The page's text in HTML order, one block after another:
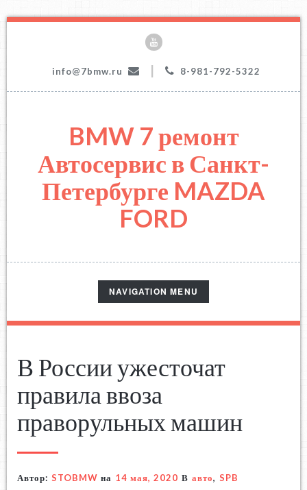
info@7bmw.ru 8-981-792-5322
BMW 7 ремонт
Автосервис в Санкт-
Петербурге MAZDA
FORD
TOGGLE
NAVIGATION
NAVIGATION MENU
В России ужесточат
правила ввоза
праворульных машин
Автор: STOBMW на 14 мая, 2020 В авто, SPB